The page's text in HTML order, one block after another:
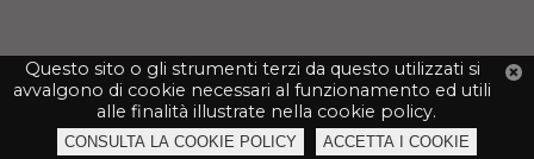
Questo sito o gli strumenti terzi da questo utilizzati si
avvalgono di cookie necessari al funzionamento ed utili
alle finalità illustrate nella cookie policy.